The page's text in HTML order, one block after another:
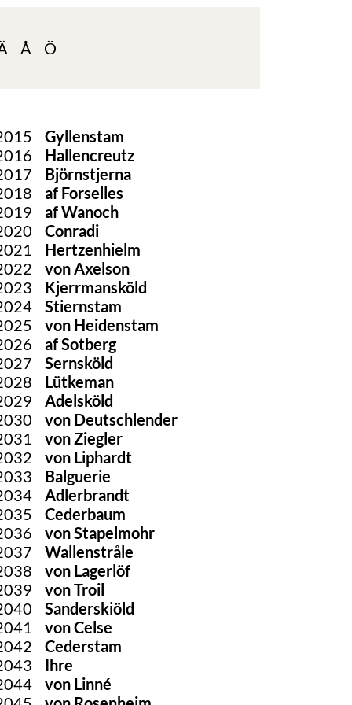
Å Ö
Gyllenstam
Hallencreutz
Björnstjerna
af Forselles
af Wanoch
Conradi
Hertzenhielm
von Axelson
Kjerrmansköld
Stiernstam
von Heidenstam
af Sotberg
Sernsköld
Lütkeman
Adelsköld
von Deutschlender
von Ziegler
von Liphardt
Balguerie
Adlerbrandt
Cederbaum
von Stapelmohr
Wallenstråle
von Lagerlöf
von Troil
Sanderskiöld
von Celse
Cederstam
Ihre
von Linné